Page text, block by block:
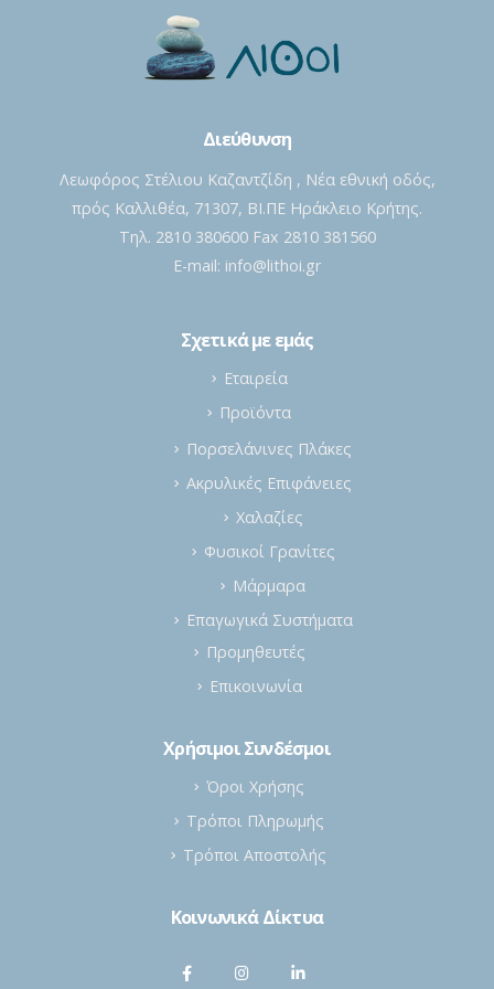
Λεωφόρος Στέλιου Καζαντζίδη , Νέα εθνική οδός,
πρός Καλλιθέα, 71307, ΒΙ.ΠΕ Ηράκλειο Κρήτης.
Τηλ. 2810 380600 Fax 2810 381560
E-mail:info@lithoi.gr
Εταιρεία
Προϊόντα
Πορσελάνινες Πλάκες
Ακρυλικές Επιφάνειες
Χαλαζίες
Φυσικοί Γρανίτες
Μάρμαρα
Επαγωγικά Συστήματα
Προμηθευτές
Επικοινωνία
Όροι Χρήσης
Τρόποι Πληρωμής
Τρόποι Αποστολής